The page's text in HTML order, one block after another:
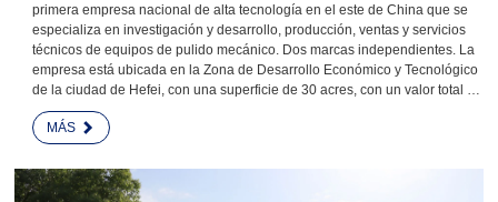
primera empresa nacional de alta tecnología en el este de China que se
especializa en investigación y desarrollo, producción, ventas y servicios
técnicos de equipos de pulido mecánico. Dos marcas independientes. La
empresa está ubicada en la Zona de Desarrollo Económico y Tecnológico
de la ciudad de Hefei, con una superficie de 30 acres, con un valor total de
20 millones de yuanes en activos fijos. ascendió a 30 millones de yuanes.
MÁS